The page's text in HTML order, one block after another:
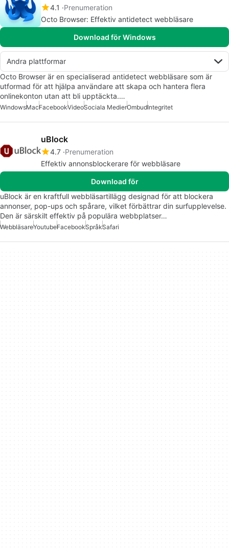
4.1
Prenumeration
Octo Browser: Effektiv antidetect webbläsare
Download för Windows
Andra plattformar
Octo Browser är en specialiserad antidetect webbläsare som är
utformad för att hjälpa användare att skapa och hantera flera
onlinekonton utan att bli upptäckta.…
WindowsMacFacebookVideoSociala MedierOmbudIntegritet
uBlock
4.7 Prenumeration
Effektiv annonsblockerare för webbläsare
Download för
uBlock är en kraftfull webbläsartillägg designad för att blockera
annonser, pop-ups och spårare, vilket förbättrar din surfupplevelse.
Den är särskilt effektiv på populära webbplatser…
WebbläsareYoutubeFacebookSpråkSafari